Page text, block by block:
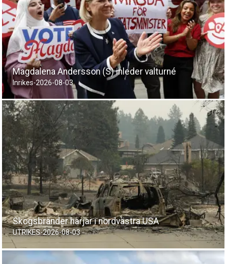
Magdalena Andersson (S) inleder valturné
Inrikes-2026-08-03
Skogsbränder härjar i nordvästra USA
UTRIKES-2026-08-03